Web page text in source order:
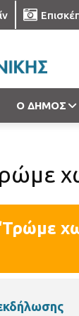
Ο ΔΗΜΟΣ